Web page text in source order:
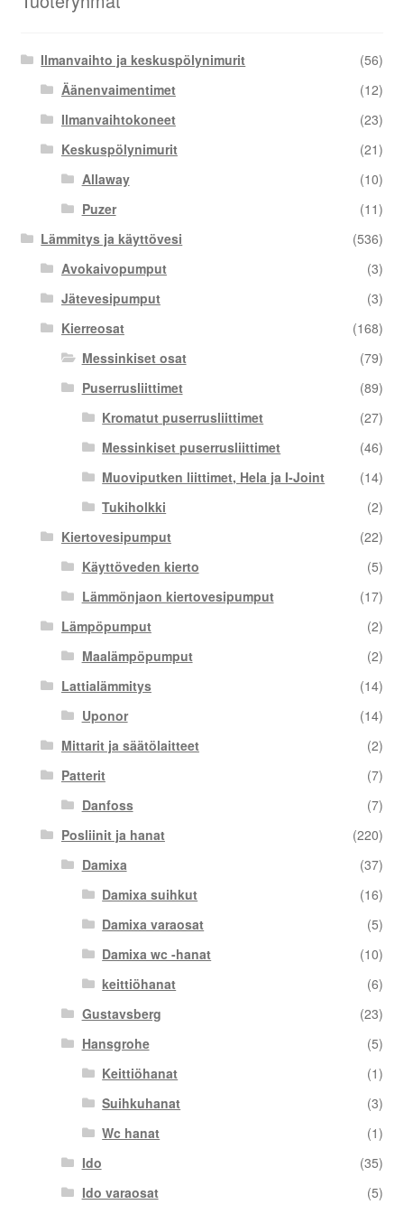
Ilmanvaihto ja keskuspölynimurit
(56)
Äänenvaimentimet
(12)
Ilmanvaihtokoneet
(23)
Keskuspölynimurit
(21)
Allaway
(10)
Puzer
(11)
Lämmitys ja käyttövesi
(536)
Avokaivopumput
(3)
Jätevesipumput
(3)
Kierreosat
(168)
Messinkiset osat
(79)
Puserrusliittimet
(89)
Kromatut puserrusliittimet
(27)
Messinkiset puserrusliittimet
(46)
Muoviputken liittimet, Hela ja I-Joint
(14)
Tukiholkki
(2)
Kiertovesipumput
(22)
Käyttöveden kierto
(5)
Lämmönjaon kiertovesipumput
(17)
Lämpöpumput
(2)
Maalämpöpumput
(2)
Lattialämmitys
(14)
Uponor
(14)
Mittarit ja säätölaitteet
(2)
Patterit
(7)
Danfoss
(7)
Posliinit ja hanat
(220)
Damixa
(37)
Damixa suihkut
(16)
Damixa varaosat
(5)
Damixa wc -hanat
(10)
keittiöhanat
(6)
Gustavsberg
(23)
Hansgrohe
(5)
Keittiöhanat
(1)
Suihkuhanat
(3)
Wc hanat
(1)
Ido
(35)
Ido varaosat
(5)